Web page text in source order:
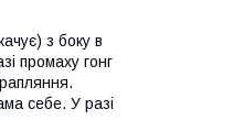
з боку в
промаху гонг
себе. У разі